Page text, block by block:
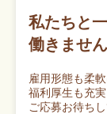
私たちと
働きませ
雇用形態も柔
福利厚生も充実
ご応募お待ちし